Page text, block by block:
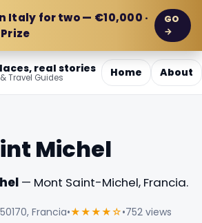
Italy for two — €10,000 ·
GO
→
real stories
Travel Guides Home About
Michel
— Mont Saint-Michel, Francia.
Francia•★★★★☆•752 views